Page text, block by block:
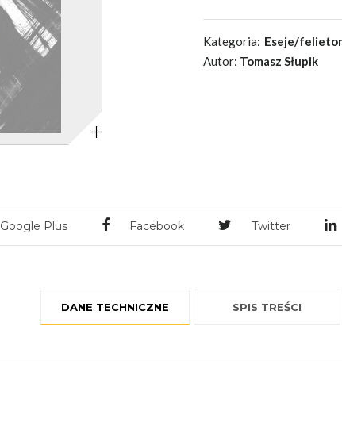
Powiększ
Kategoria: Eseje/
Autor: Tomasz Słupik
Google Plus Facebook Twitter
DANE TECHNICZNE SPIS TREŚCI